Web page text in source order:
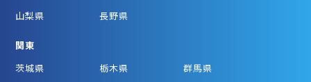
山梨県
長野県
関東
茨城県
栃木県
群馬県